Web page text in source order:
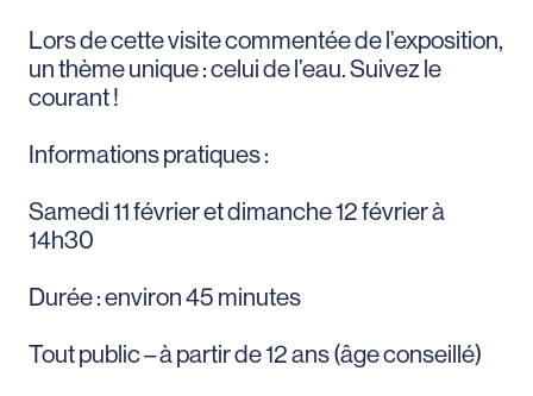
Lors de cette visite commentée de l’exposition,
un thème unique : celui de l’eau. Suivez le
courant !
Informations pratiques :
Samedi 11 février et dimanche 12 février à
14h30
Durée : environ 45 minutes
Tout public – à partir de 12 ans (âge conseillé)